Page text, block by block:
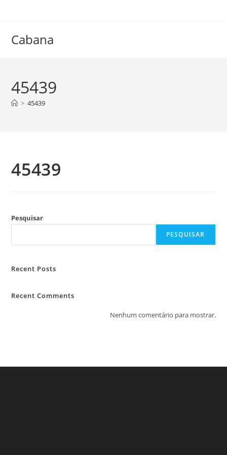
conteúdo
Cabana
45439
> 45439
45439
Pesquisar
PESQUISAR
Recent Posts
Recent Comments
Nenhum comentário para mostrar.